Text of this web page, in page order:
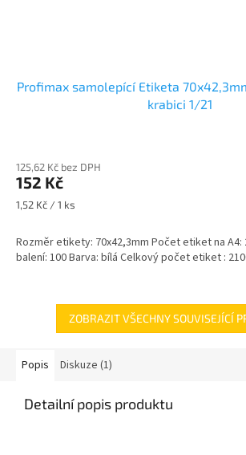
Profimax samolepící Etiketa
krabici 1/21
125,62 Kč bez DPH
152 Kč
Měrná
1,52 Kč / 1 ks
Rozměr etikety: 70x42,3mm Počet etiket na
balení: 100 Barva: bílá Celkový počet etiket :
ZOBRAZIT VŠECHNY SOUVISEJÍCÍ
Popis Diskuze (1)
Detailní popis produktu